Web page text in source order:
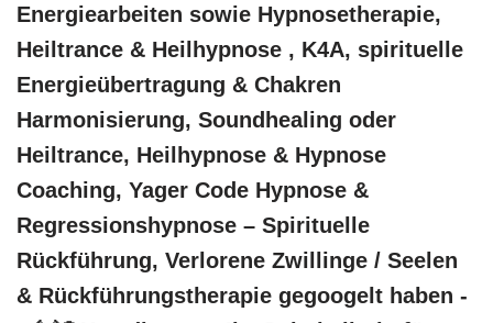
Energiearbeiten sowie Hypnosetherapie,
Heiltrance & Heilhypnose , K4A, spirituelle
Energieübertragung & Chakren
Harmonisierung, Soundhealing oder
Heiltrance, Heilhypnose & Hypnose
Coaching, Yager Code Hypnose &
Regressionshypnose – Spirituelle
Rückführung, Verlorene Zwillinge / Seelen
& Rückführungstherapie gegoogelt haben -